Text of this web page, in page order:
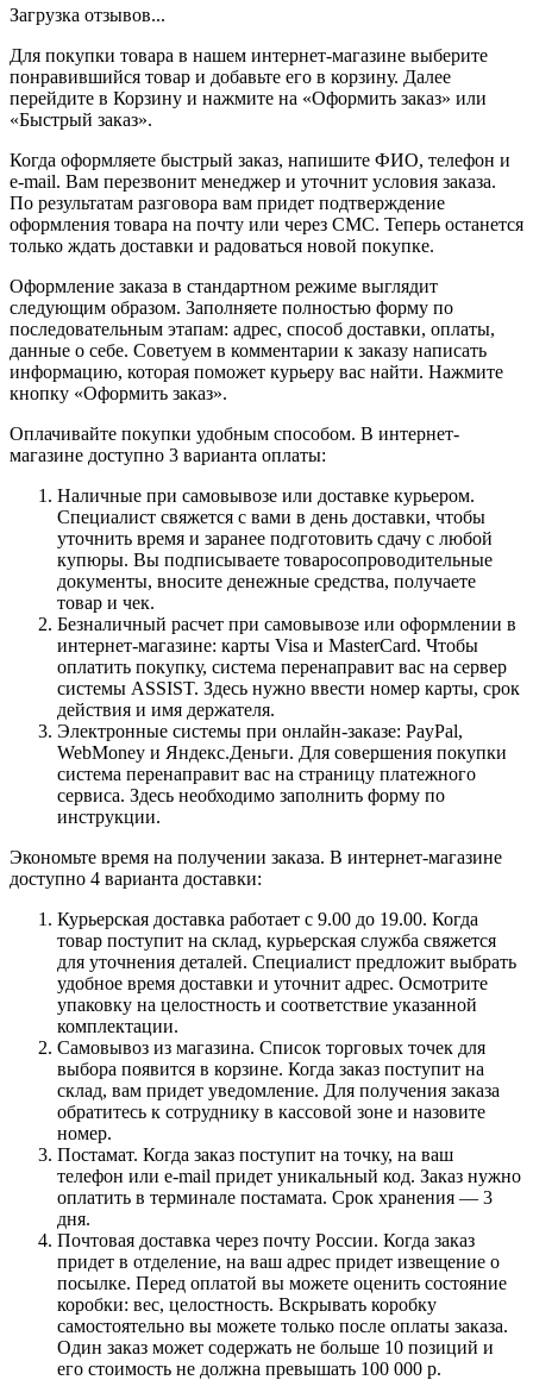
Загрузка отзывов...
Для покупки товара в нашем интернет-магазине выберите
понравившийся товар и добавьте его в корзину. Далее
перейдите в Корзину и нажмите на «Оформить заказ» или
«Быстрый заказ».
Когда оформляете быстрый заказ, напишите ФИО, телефон и
e-mail. Вам перезвонит менеджер и уточнит условия заказа.
По результатам разговора вам придет подтверждение
оформления товара на почту или через СМС. Теперь останется
только ждать доставки и радоваться новой покупке.
Оформление заказа в стандартном режиме выглядит
следующим образом. Заполняете полностью форму по
последовательным этапам: адрес, способ доставки, оплаты,
данные о себе. Советуем в комментарии к заказу написать
информацию, которая поможет курьеру вас найти. Нажмите
кнопку «Оформить заказ».
Оплачивайте покупки удобным способом. В интернет-
магазине доступно 3 варианта оплаты:
Наличные при самовывозе или доставке курьером.
Специалист свяжется с вами в день доставки, чтобы
уточнить время и заранее подготовить сдачу с любой
купюры. Вы подписываете товаросопроводительные
документы, вносите денежные средства, получаете
товар и чек.
Безналичный расчет при самовывозе или оформлении в
интернет-магазине: карты Visa и MasterCard. Чтобы
оплатить покупку, система перенаправит вас на сервер
системы ASSIST. Здесь нужно ввести номер карты, срок
действия и имя держателя.
Электронные системы при онлайн-заказе: PayPal,
WebMoney и Яндекс.Деньги. Для совершения покупки
система перенаправит вас на страницу платежного
сервиса. Здесь необходимо заполнить форму по
инструкции.
Экономьте время на получении заказа. В интернет-магазине
доступно 4 варианта доставки:
Курьерская доставка работает с 9.00 до 19.00. Когда
товар поступит на склад, курьерская служба свяжется
для уточнения деталей. Специалист предложит выбрать
удобное время доставки и уточнит адрес. Осмотрите
упаковку на целостность и соответствие указанной
комплектации.
Самовывоз из магазина. Список торговых точек для
выбора появится в корзине. Когда заказ поступит на
склад, вам придет уведомление. Для получения заказа
обратитесь к сотруднику в кассовой зоне и назовите
номер.
Постамат. Когда заказ поступит на точку, на ваш
телефон или e-mail придет уникальный код. Заказ нужно
оплатить в терминале постамата. Срок хранения — 3
дня.
Почтовая доставка через почту России. Когда заказ
придет в отделение, на ваш адрес придет извещение о
посылке. Перед оплатой вы можете оценить состояние
коробки: вес, целостность. Вскрывать коробку
самостоятельно вы можете только после оплаты заказа.
Один заказ может содержать не больше 10 позиций и
его стоимость не должна превышать 100 000 р.